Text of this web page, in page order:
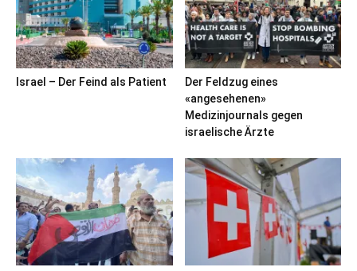
Israel – Der Feind als Patient
Der Feldzug eines
«angesehenen»
Medizinjournals gegen
israelische Ärzte